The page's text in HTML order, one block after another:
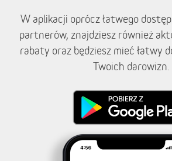
W aplikacji oprócz łatwego
partnerów, znajdziesz również
rabaty oraz będziesz mieć łatwy
Twoich darowizn.